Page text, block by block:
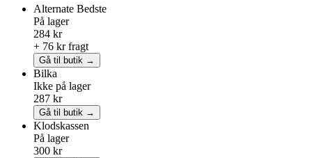
Alternate Bedste
På lager
284 kr
+ 76 kr fragt
Gå til butik →
Bilka
Ikke på lager
287 kr
Gå til butik →
Klodskassen
På lager
300 kr